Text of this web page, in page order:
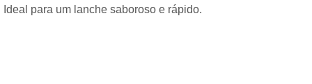
Ideal para um lanche saboroso e rápido.